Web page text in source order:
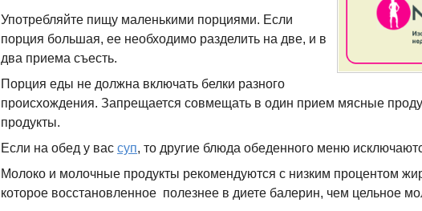
Употребляйте пищу маленькими порциями. Если
порция большая, ее необходимо разделить на две, и в
два приема съесть.
Порция еды не должна включать белки разного
происхождения. Запрещается совмещать в один прием мясные
продукты.
Если на обед у вассуп, то другие блюда обеденного меню
Молоко и молочные продукты рекомендуются с низким процентом
которое восстановленное полезнее в диете балерин, чем цельное